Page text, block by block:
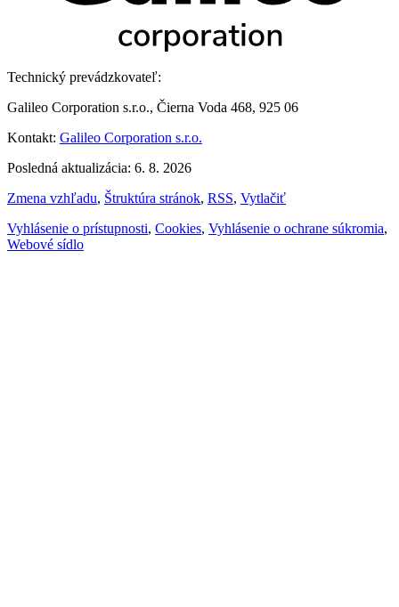
Technický prevádzkovateľ:
Galileo Corporation s.r.o., Čierna Voda 468, 925 06
Kontakt: Galileo Corporation s.r.o.
Posledná aktualizácia: 6. 8. 2026
Zmena vzhľadu, Štruktúra stránok, RSS, Vytlačiť
Vyhlásenie o prístupnosti, Cookies, Vyhlásenie o ochrane súkromia,
Webové sídlo